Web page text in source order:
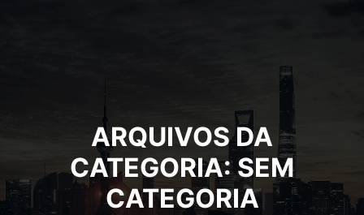
ARQUIVOS DA
CATEGORIA:SEM
CATEGORIA